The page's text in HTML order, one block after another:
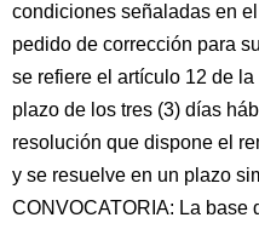
condiciones señaladas en
pedido de corrección para
se refiere el artículo 12 de
plazo de los tres (3) días
resolución que dispone el
y se resuelve en un plazo
CONVOCATORIA: La base